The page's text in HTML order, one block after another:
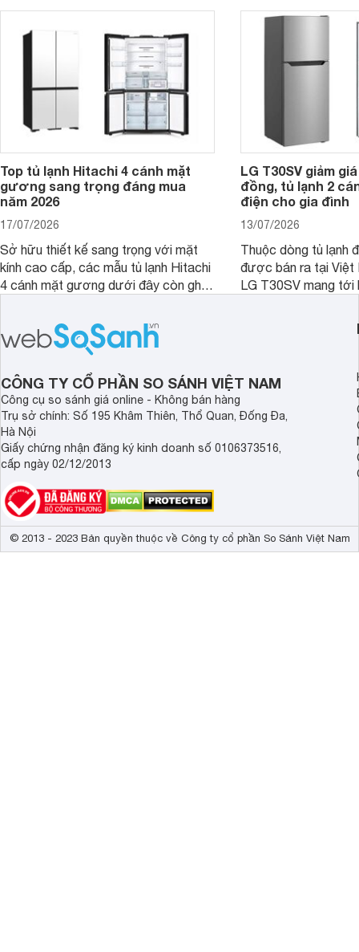
phân khúc khiến không ít người dùng
phải cân nhắc. Trên thị trường hiện
Top tủ lạnh Hitachi 4 cánh mặt
gương sang trọng đáng mua
năm 2026
17/07/2026
Sở hữu thiết kế sang trọng với mặt
kính cao cấp, các mẫu tủ lạnh Hitachi
4 cánh mặt gương dưới đây còn ghi
công nghệ bảo quản hiện đại, đáp ứng
tốt nhu cầu lưu trữ thực phẩm của gia
LG T30SV giảm
đồng, tủ lạnh 2
điện cho gia đình
13/07/2026
Thuộc dòng tủ lạnh
được bán ra tại Việt
LG T30SV mang tới
mức giá bán dễ
nhiều khách hàng
CÔNG TY CỔ PHẦN SO SÁNH VIỆT NAM
Công cụ so sánh giá online - Không bán hàng
Trụ sở chính: Số 195 Khâm Thiên, Thổ Quan, Đống Đa,
Hà Nội
Giấy chứng nhận đăng ký kinh doanh số 0106373516,
cấp ngày 02/12/2013
© 2013 - 2023 Bản quyền thuộc về Công ty cổ phần So Sánh Việt Nam